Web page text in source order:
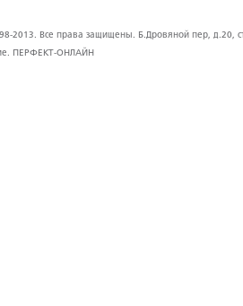
2013. Все права защищены. Б.Дровяной пер, д.20,
ПЕРФЕКТ-ОНЛАЙН